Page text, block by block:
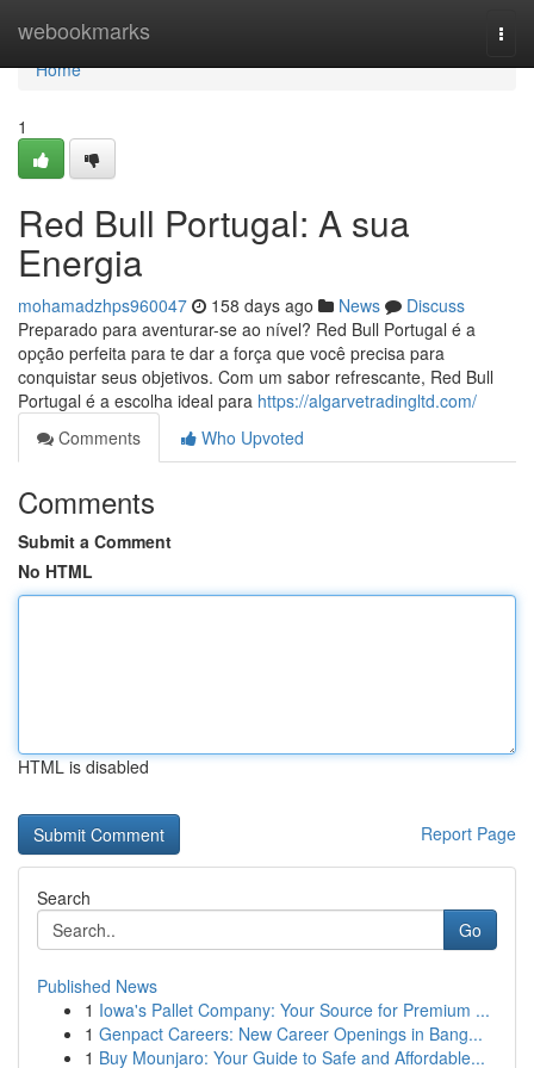
webookmarks
Home
Home
1
Red Bull Portugal: A sua
Energia
mohamadzhps960047 158 days ago News
Discuss
Preparado para aventurar-se ao nível? Red Bull Portugal é a
opção perfeita para te dar a força que você precisa para
conquistar seus objetivos. Com um sabor refrescante, Red Bull
Portugal é a escolha ideal para https://algarvetradingltd.com/
Comments
Who Upvoted
Comments
Submit a Comment
No HTML
HTML is disabled
Report Page
Search
Go
Published News
1 Iowa's Pallet Company: Your Source for Premium ...
1 Genpact Careers: New Career Openings in Bang...
1 Buy Mounjaro: Your Guide to Safe and Affordable...